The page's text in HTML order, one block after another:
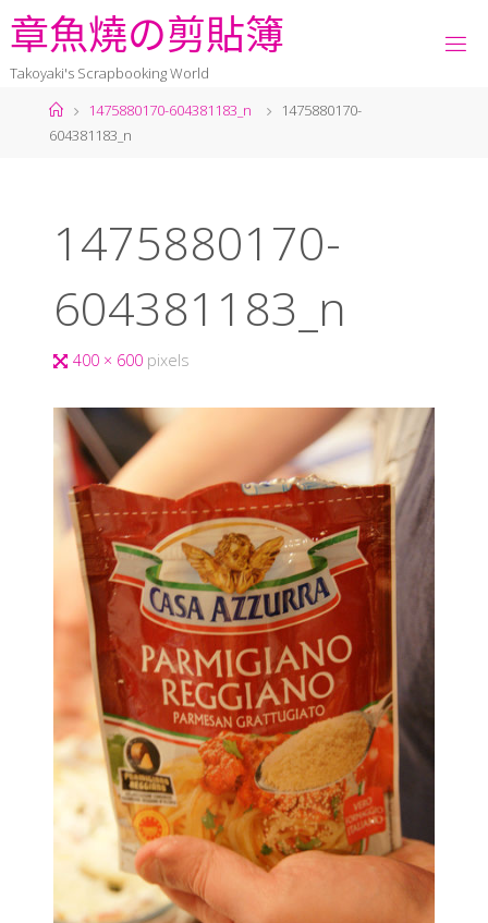
章魚燒の剪貼簿
Takoyaki's Scrapbooking World
1475880170-604381183_n
1475880170-
604381183_n
1475880170-
604381183_n
400 × 600 pixels